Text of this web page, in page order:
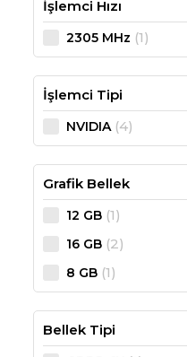
İşlemci Hızı
2305 MHz (1)
İşlemci Tipi
NVIDIA (4)
Grafik Bellek
12 GB (1)
16 GB (2)
8 GB (1)
Bellek Tipi